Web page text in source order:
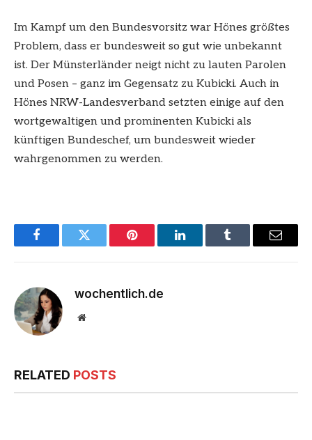
Im Kampf um den Bundesvorsitz war Hönes größtes
Problem, dass er bundesweit so gut wie unbekannt
ist. Der Münsterländer neigt nicht zu lauten Parolen
und Posen – ganz im Gegensatz zu Kubicki. Auch in
Hönes NRW-Landesverband setzten einige auf den
wortgewaltigen und prominenten Kubicki als
künftigen Bundeschef, um bundesweit wieder
wahrgenommen zu werden.
FacebookTwitter Pinterest LinkedInTumblr Email
wochentlich.de
Website
RELATED POSTS